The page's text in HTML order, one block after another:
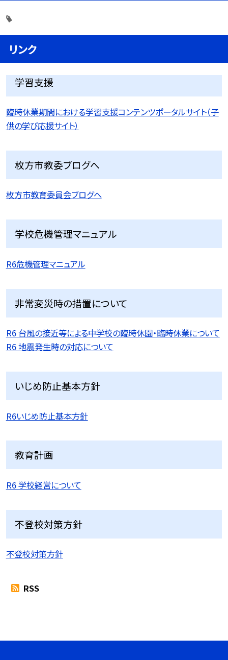
リンク
学習支援
臨時休業期間における学習支援コンテンツポータルサイト（子
供の学び応援サイト）
枚方市教委ブログへ
枚方市教育委員会ブログへ
学校危機管理マニュアル
R6危機管理マニュアル
非常変災時の措置について
R6 台風の接近等による中学校の臨時休園・臨時休業について
R6 地震発生時の対応について
いじめ防止基本方針
R6いじめ防止基本方針
教育計画
R6 学校経営について
不登校対策方針
不登校対策方針
RSS